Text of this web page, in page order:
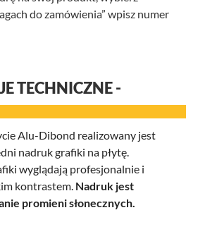
do zamówienia” wpisz numer
TECHNICZNE -
Alu-Dibond realizowany jest
nadruk grafiki na płytę.
wyglądają profesjonalnie i
kontrastem. Nadruk jest
promieni słonecznych.